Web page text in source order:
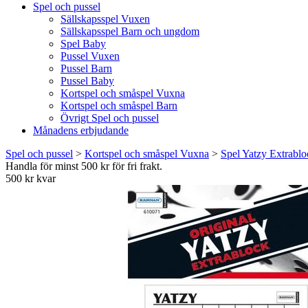
Spel och pussel
Sällskapsspel Vuxen
Sällskapsspel Barn och ungdom
Spel Baby
Pussel Vuxen
Pussel Barn
Pussel Baby
Kortspel och småspel Vuxna
Kortspel och småspel Barn
Övrigt Spel och pussel
Månadens erbjudande
Spel och pussel > Kortspel och småspel Vuxna > Spel Yatzy
Handla för minst 500 kr för fri frakt.
500 kr kvar